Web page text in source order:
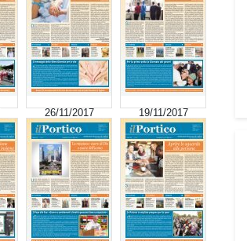
26/11/2017 19/11/2017